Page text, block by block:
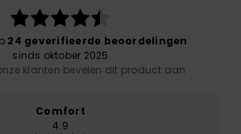
24 geverifieerde beoordelingen
sinds oktober 2025
klanten bevelen dit product aan
Comfort
4.9